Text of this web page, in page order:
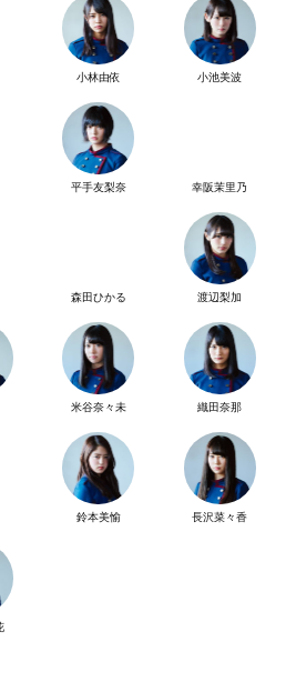
小林由依 小池美波
平手友梨奈 幸阪茉里乃
森田ひかる 渡辺梨加
米谷奈々未 織田奈那
鈴本美愉 長沢菜々香